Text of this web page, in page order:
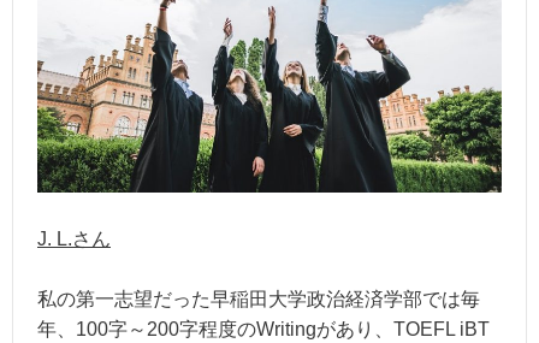
J. L.さん
私の第一志望だった早稲田大学政治経済学部では毎
年、100字～200字程度のWritingがあり、TOEFL iBT